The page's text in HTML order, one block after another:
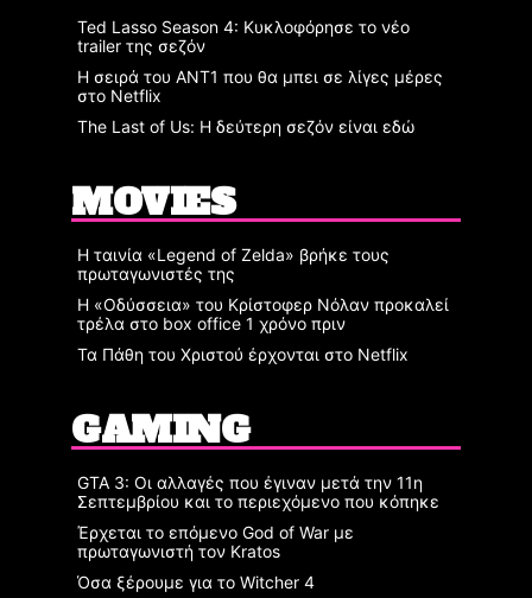
Ted Lasso Season 4: Κυκλοφόρησε το νέο
trailer της σεζόν
Η σειρά του ΑΝΤ1 που θα μπει σε λίγες μέρες
στο Netflix
The Last of Us: Η δεύτερη σεζόν είναι εδώ
MOVIES
Η ταινία «Legend of Zelda» βρήκε τους
πρωταγωνιστές της
Η «Οδύσσεια» του Κρίστοφερ Νόλαν προκαλεί
τρέλα στο box office 1 χρόνο πριν
Τα Πάθη του Χριστού έρχονται στο Netflix
GAMING
GTA 3: Οι αλλαγές που έγιναν μετά την 11η
Σεπτεμβρίου και το περιεχόμενο που κόπηκε
Έρχεται το επόμενο God of War με
πρωταγωνιστή τον Kratos
Όσα ξέρουμε για το Witcher 4